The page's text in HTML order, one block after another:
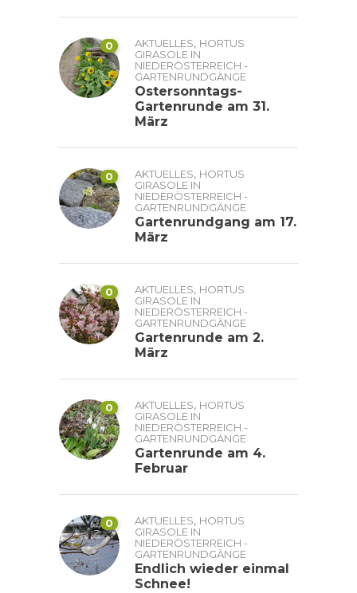
0 AKTUELLES, HORTUS
GIRASOLE IN
NIEDERÖSTERREICH -
GARTENRUNDGÄNGE
Ostersonntags-
Gartenrunde am 31.
März
0 AKTUELLES, HORTUS
GIRASOLE IN
NIEDERÖSTERREICH -
GARTENRUNDGÄNGE
Gartenrundgang am 17.
März
0 AKTUELLES, HORTUS
GIRASOLE IN
NIEDERÖSTERREICH -
GARTENRUNDGÄNGE
Gartenrunde am 2.
März
0 AKTUELLES, HORTUS
GIRASOLE IN
NIEDERÖSTERREICH -
GARTENRUNDGÄNGE
Gartenrunde am 4.
Februar
0 AKTUELLES, HORTUS
GIRASOLE IN
NIEDERÖSTERREICH -
GARTENRUNDGÄNGE
Endlich wieder einmal
Schnee!